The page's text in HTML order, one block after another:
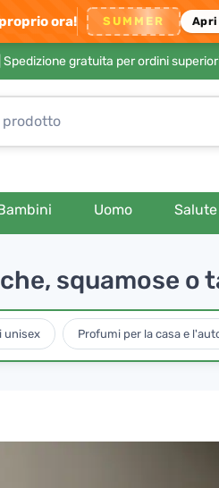
ora! SUMMER Apri
Spedizione gratuita per ordini
Uomo Salute
squamose
unisex Profumi per la casa e